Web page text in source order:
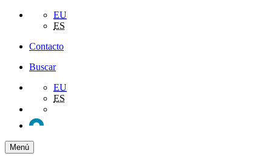
EU
ES
Contacto
Buscar
EU
ES
Menú